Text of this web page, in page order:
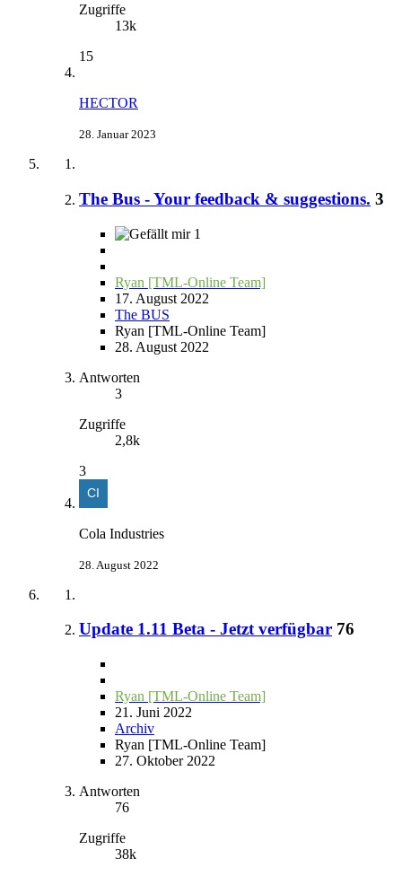
Zugriffe
13k
15
HECTOR
28. Januar 2023
The Bus - Your feedback & suggestions. 3
1
Ryan [TML-Online Team]
17. August 2022
The BUS
Ryan [TML-Online Team]
28. August 2022
Antworten
3
Zugriffe
2,8k
3
Cola Industries
28. August 2022
Update 1.11 Beta - Jetzt verfügbar 76
Ryan [TML-Online Team]
21. Juni 2022
Archiv
Ryan [TML-Online Team]
27. Oktober 2022
Antworten
76
Zugriffe
38k